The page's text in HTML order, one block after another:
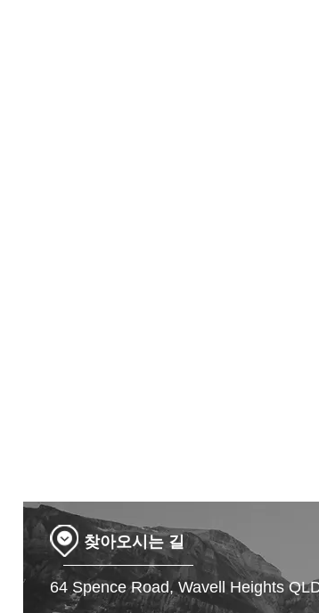
​찾아오시는 길
64 Spence Road, Wavell Heights